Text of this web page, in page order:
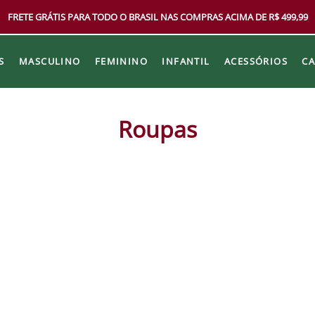
FRETE GRÁTIS PARA TODO O BRASIL NAS COMPRAS ACIMA DE R$ 499,99
MASCULINO FEMININO INFANTIL ACESSÓRIOS
Roupas